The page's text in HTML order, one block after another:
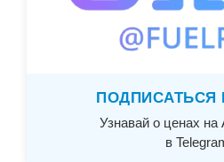
ПОДПИСАТЬСЯ
Узнавай о ценах
в